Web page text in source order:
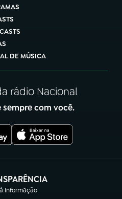
DE MÚSICA
rádio Nacional
sempre com você.
Informação
(abre em nova aba)